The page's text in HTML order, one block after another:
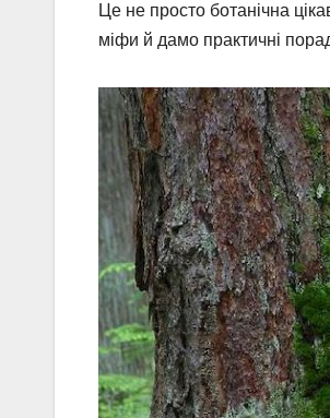
Це не просто ботанічна
міфи й дамо практичні